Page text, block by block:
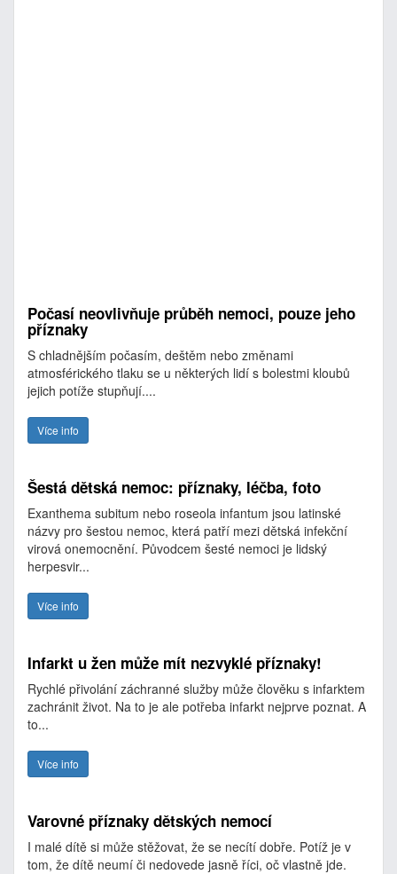
Počasí neovlivňuje průběh nemoci, pouze jeho
příznaky
S chladnějším počasím, deštěm nebo změnami
atmosférického tlaku se u některých lidí s bolestmi kloubů
jejich potíže stupňují....
Více info
Šestá dětská nemoc: příznaky, léčba, foto
Exanthema subitum nebo roseola infantum jsou latinské
názvy pro šestou nemoc, která patří mezi dětská infekční
virová onemocnění. Původcem šesté nemoci je lidský
herpesvir...
Více info
Infarkt u žen může mít nezvyklé příznaky!
Rychlé přivolání záchranné služby může člověku s infarktem
zachránit život. Na to je ale potřeba infarkt nejprve poznat. A
to...
Více info
Varovné příznaky dětských nemocí
I malé dítě si může stěžovat, že se necítí dobře. Potíž je v
tom, že dítě neumí či nedovede jasně říci, oč vlastně jde.